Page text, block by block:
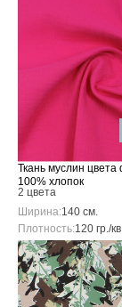
Ткань муслин цвета
100% хлопок
2 цвета
Ширина:140 см.
Плотность:120 гр./